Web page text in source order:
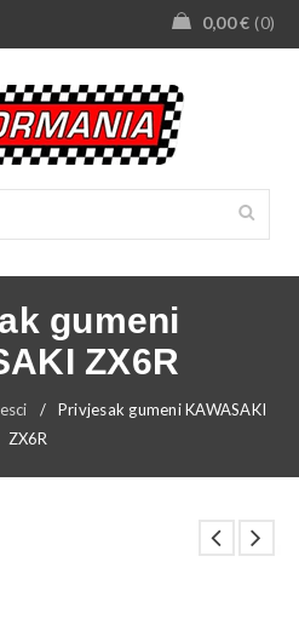
0,00€ 0
gumeni
ZX6R
/
Privjesak gumeni KAWASAKI
ZX6R